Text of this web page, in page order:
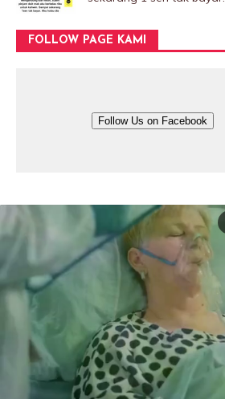
FOLLOW PAGE KAMI
Follow Us on Facebook